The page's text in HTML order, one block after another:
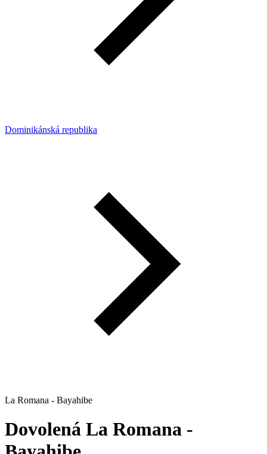
Dominikánská republika
La Romana - Bayahibe
Dovolená La Romana -